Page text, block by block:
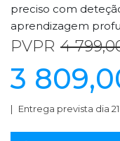
preciso com
aprendizagem
PVPR 4
3
Entrega prevista dia